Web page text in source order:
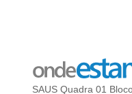
SAUS Quadra 01